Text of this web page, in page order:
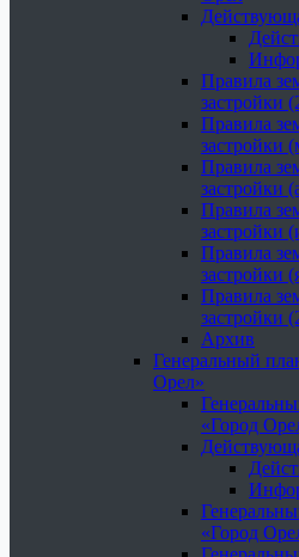
Правила
застройки
Правила
застройки
Правила
застройки
Правила
застройки
Правила
застройки
Правила
застройки
Архив
Генеральный
Орел»
«Город
«Город